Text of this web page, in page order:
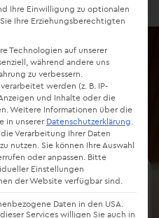
KI im
Ihre Einwilligung zu optionalen
Ihre Erziehungsberechtigten
Technologien auf unserer
während andere uns
zu verbessern.
werden (z. B. IP-
und Inhalte oder die
Weitere Informationen über die
in unserer Datenschutzerklärung.
Verarbeitung Ihrer Daten
nutzen. Sie können Ihre Auswahl
oder anpassen. Bitte
Einstellungen
der Website verfügbar sind.
Daten in den USA.
Services willigen Sie auch in